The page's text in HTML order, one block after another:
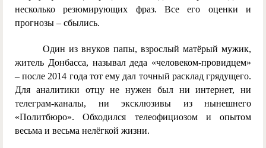
несколько резюмирующих фраз. Все его оценки и
прогнозы – сбылись.
Один из внуков папы, взрослый матёрый мужик,
житель Донбасса, называл деда «человеком-провидцем»
– после 2014 года тот ему дал точный расклад грядущего.
Для аналитики отцу не нужен был ни интернет, ни
телеграм-каналы, ни эксклюзивы из нынешнего
«Политбюро». Обходился телеофициозом и опытом
весьма и весьма нелёгкой жизни.